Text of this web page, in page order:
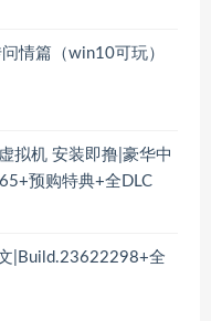
情篇（win10可玩）
拟机 安装即撸|豪华中
预购特典+全DLC
|Build.23622298+全